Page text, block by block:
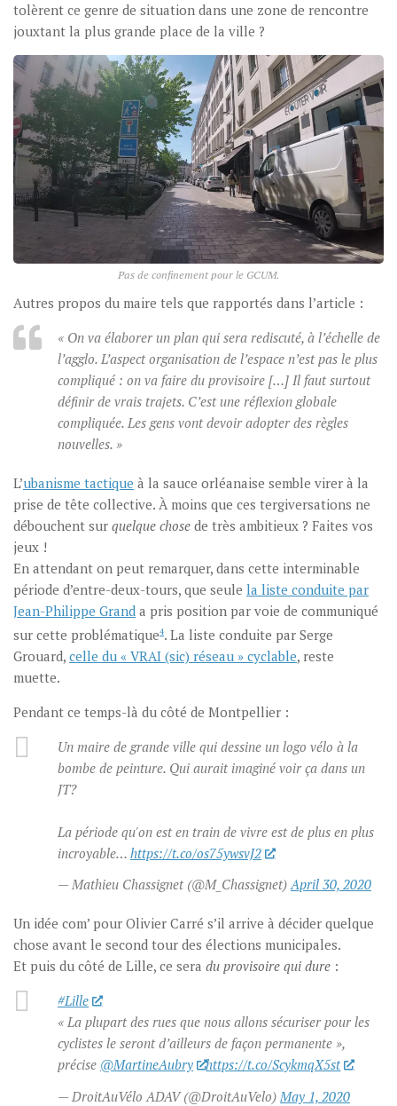
tolèrent ce genre de situation dans une zone de rencontre
jouxtant la plus grande place de la ville ?
Pas de confinement pour le GCUM.
Autres propos du maire tels que rapportés dans l’article :
« On va élaborer un plan qui sera rediscuté, à l’échelle de
l’agglo. L’aspect organisation de l’espace n’est pas le plus
compliqué : on va faire du provisoire […] Il faut surtout
définir de vrais trajets. C’est une réflexion globale
compliquée. Les gens vont devoir adopter des règles
nouvelles. »
L’ubanisme tactique à la sauce orléanaise semble virer à la
prise de tête collective. À moins que ces tergiversations ne
débouchent sur quelque chose de très ambitieux ? Faites vos
jeux !
En attendant on peut remarquer, dans cette interminable
période d’entre-deux-tours, que seule la liste conduite par
Jean-Philippe Grand a pris position par voie de communiqué
sur cette problématique4. La liste conduite par Serge
Grouard, celle du « VRAI (sic) réseau » cyclable, reste
muette.
Pendant ce temps-là du côté de Montpellier :
Un maire de grande ville qui dessine un logo vélo à la
bombe de peinture. Qui aurait imaginé voir ça dans un
JT?
La période qu'on est en train de vivre est de plus en plus
incroyable… https://t.co/os75ywsvJ2
— Mathieu Chassignet (@M_Chassignet)April 30, 2020
Un idée com’ pour Olivier Carré s’il arrive à décider quelque
chose avant le second tour des élections municipales.
Et puis du côté de Lille, ce sera du provisoire qui dure :
#Lille
« La plupart des rues que nous allons sécuriser pour les
cyclistes le seront d’ailleurs de façon permanente »,
précise @MartineAubry
https://t.co/ScykmqX5st
— DroitAuVélo ADAV (@DroitAuVelo) May 1, 2020